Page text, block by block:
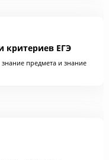
об образовании,